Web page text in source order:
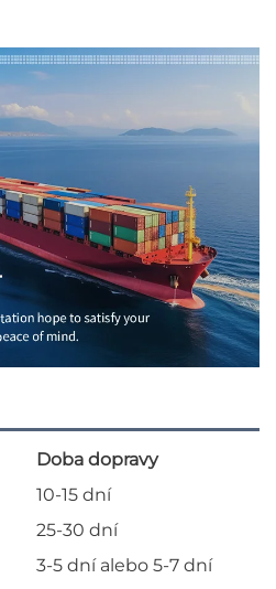
Doba dopravy
10-15 dní
25-30 dní
3-5 dní alebo 5-7 dní